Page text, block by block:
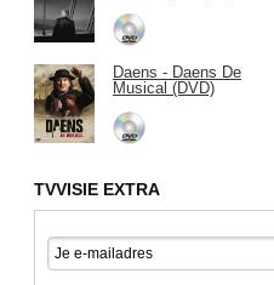
Daens - Daens De
Musical (DVD)
TVVISIE EXTRA